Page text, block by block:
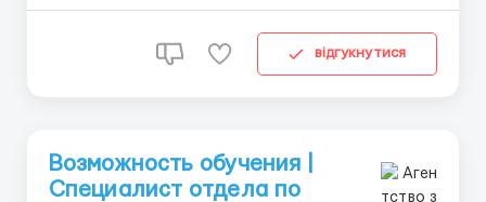
відгукнутися
Возможность обучения |
Специалист отдела по